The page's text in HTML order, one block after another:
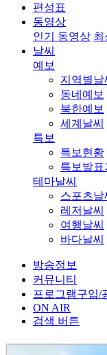
편성표
동영상
인기 동영상 최
날씨
예보
지역별날
동네예보
북한예보
세계날씨
특보
특보현황
특보발표
테마날씨
스포츠날
레저날씨
여행날씨
바다날씨
방송정보
커뮤니티
프로그램구입/
ON AIR
검색 버튼